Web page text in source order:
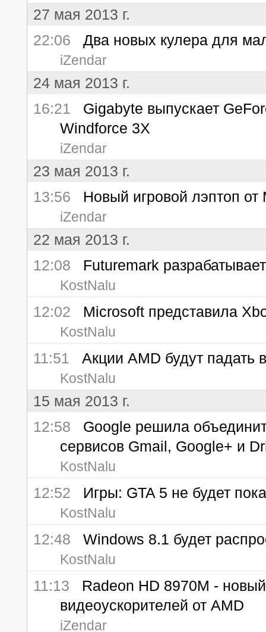
27 мая 2013 г.
22:06 Два новых кулера для
iZendar
24 мая 2013 г.
16:21 Gigabyte выпускает
Windforce 3X
iZendar
23 мая 2013 г.
13:56 Новый игровой лэптоп от
iZendar
22 мая 2013 г.
12:08 Futuremark
KostNalu
12:02 Microsoft представила
KostNalu
11:51 Акции AMD будут падать
KostNalu
15 мая 2013 г.
12:58 Google решила
сервисов Gmail, Google+ и
KostNalu
12:52 Игры: GTA 5 не будет
KostNalu
12:48 Windows 8.1 будет
KostNalu
11:13 Radeon HD 8970M -
видеоускорителей от AMD
iZendar